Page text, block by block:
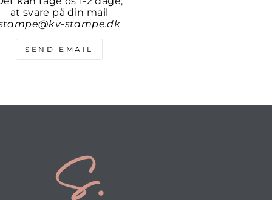
at svare på din mail
stampe.dk
SEND EMAIL